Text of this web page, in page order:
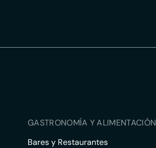
GASTRONOMÍA Y ALIMENTACIÓN
Bares y Restaurantes